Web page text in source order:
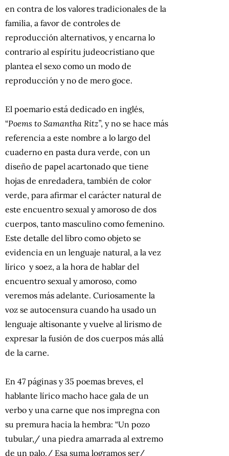
en contra de los valores tradicionales de la
familia, a favor de controles de
reproducción alternativos, y encarna lo
contrario al espíritu judeocristiano que
plantea el sexo como un modo de
reproducción y no de mero goce.
El poemario está dedicado en inglés,
“Poems to Samantha Ritz”, y no se hace más
referencia a este nombre a lo largo del
cuaderno en pasta dura verde, con un
diseño de papel acartonado que tiene
hojas de enredadera, también de color
verde, para afirmar el carácter natural de
este encuentro sexual y amoroso de dos
cuerpos, tanto masculino como femenino.
Este detalle del libro como objeto se
evidencia en un lenguaje natural, a la vez
lírico y soez, a la hora de hablar del
encuentro sexual y amoroso, como
veremos más adelante. Curiosamente la
voz se autocensura cuando ha usado un
lenguaje altisonante y vuelve al lirismo de
expresar la fusión de dos cuerpos más allá
de la carne.
En 47 páginas y 35 poemas breves, el
hablante lírico macho hace gala de un
verbo y una carne que nos impregna con
su premura hacia la hembra: “Un pozo
tubular,/ una piedra amarrada al extremo
de un palo./ Esa suma logramos ser/